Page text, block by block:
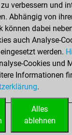
siebten
verbessern und
Abhängig von
können dabei
auch Analyse-
werden.
Cookies und
Informationen
.
Alles
ablehnen